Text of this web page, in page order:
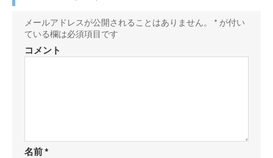
で
シ
ェ
ー
ク
ア
k
保
メールアドレスが公開されることはありません。 * が付い
ている欄は必須項目です
コメント
名前*